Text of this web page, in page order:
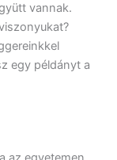
vannak.
egy példányt a